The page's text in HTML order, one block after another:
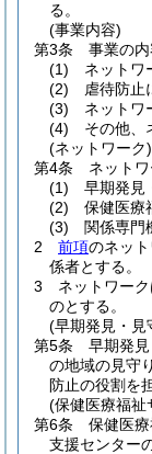
る。
(事業内容)
第3条
事業の内
(1)
ネットワ
(2)
虐待防止
(3)
ネットワ
(4)
その他、
(ネットワーク)
第4条
ネット
(1)
早期発見
(2)
保健医療
(3)
関係専門
2
前項のネット
係者とする。
3
ネットワーク
のとする。
(早期発見・見
第5条
早期発
の地域の見守
防止の役割を
(保健医療福祉
第6条
保健医
支援センター